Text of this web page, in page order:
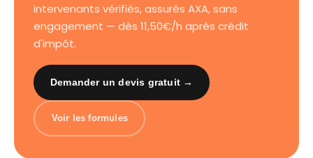
intervenants vérifiés, assurés AXA, sans
engagement — dès 11,50€/h après crédit
d'impôt.
Demander un devis gratuit →
Voir les formules